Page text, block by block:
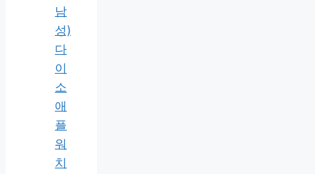
남
성)
다
이
소
애
플
워
치